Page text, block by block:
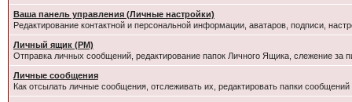
Ваша панель управления (Личные настройки)
Редактирование контактной и персональной информации, аватаров, подписи,
Личный ящик (PM)
Отправка личных сообщений, редактирование папок Личного Ящика, слежение за
Личные сообщения
Как отсылать личные сообщения, отслеживать их, редактировать папки